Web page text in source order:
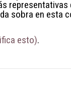
sobra en esta
esto).